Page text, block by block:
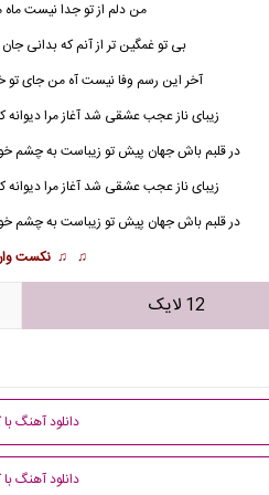
من دلم از تو جدا نیست
بی تو غمگین تر از آنم که بدانی
آخر این رسم وفا نیست آه من جای
زیبای نازعجب عشقی شد آغاز مرا دیوانه کن
در قلبم باش جهان پیش تو زیباست به چشم
زیبای ناز عجب عشقی شد آغاز مرا دیوانه
در قلبم باش جهان پیش تو زیباست به چشم
♫ ♫ نکست
12 لایک
دانلود آهنگ با
دانلود آهنگ با